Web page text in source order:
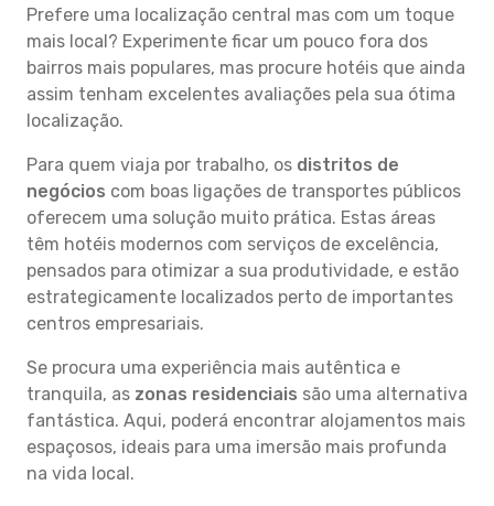
Prefere uma localização central mas com um toque
mais local? Experimente ficar um pouco fora dos
bairros mais populares, mas procure hotéis que ainda
assim tenham excelentes avaliações pela sua ótima
localização.
Para quem viaja por trabalho, os distritos de
negócios com boas ligações de transportes públicos
oferecem uma solução muito prática. Estas áreas
têm hotéis modernos com serviços de excelência,
pensados para otimizar a sua produtividade, e estão
estrategicamente localizados perto de importantes
centros empresariais.
Se procura uma experiência mais autêntica e
tranquila, as zonas residenciais são uma alternativa
fantástica. Aqui, poderá encontrar alojamentos mais
espaçosos, ideais para uma imersão mais profunda
na vida local.